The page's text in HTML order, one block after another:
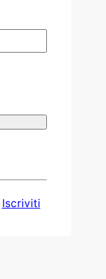
Iscriviti